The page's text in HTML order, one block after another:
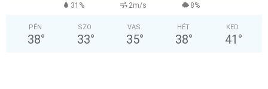
31% 2m/s 8%
PÉN
38°
SZO
33°
VAS
35°
HÉT
38°
KED
41 °